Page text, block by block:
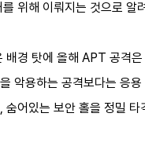
를 위해 이뤄지는 것으로 알
배경 탓에 올해 APT 공격
악용하는 공격보다는 응
숨어있는 보안 홀을 정밀